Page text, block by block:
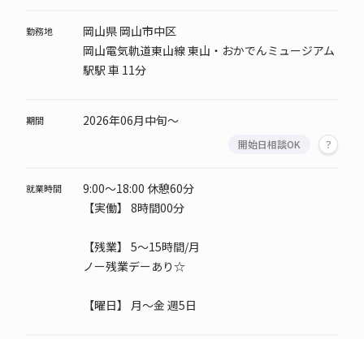
勤務地
岡山県 岡山市中区
岡山電気軌道東山線 東山・おかでんミュージアム
駅駅 車 11分
期間 2026年06月中旬～
開始日相談OK
就業時間
9:00～18:00 休憩60分
【実働】 8時間00分
【残業】 5～15時間/月
ノー残業デーあり☆
【曜日】 月～金 週5日